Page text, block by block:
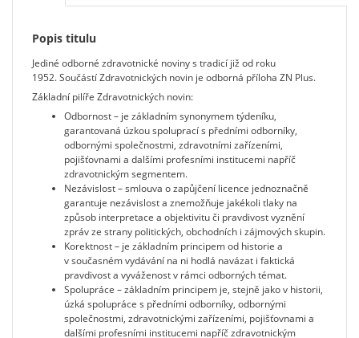
Popis titulu
Jediné odborné zdravotnické noviny s tradicí již od roku
1952. Součástí Zdravotnických novin je odborná příloha ZN Plus.
Základní pilíře Zdravotnických novin:
Odbornost – je základním synonymem týdeníku,
garantovaná úzkou spoluprací s předními odborníky,
odbornými společnostmi, zdravotními zařízeními,
pojišťovnami a dalšími profesními institucemi napříč
zdravotnickým segmentem.
Nezávislost – smlouva o zapůjčení licence jednoznačně
garantuje nezávislost a znemožňuje jakékoli tlaky na
způsob interpretace a objektivitu či pravdivost vyznění
zpráv ze strany politických, obchodních i zájmových skupin.
Korektnost – je základním principem od historie a
v současném vydávání na ni hodlá navázat i faktická
pravdivost a vyváženost v rámci odborných témat.
Spolupráce – základním principem je, stejně jako v historii,
úzká spolupráce s předními odborníky, odbornými
společnostmi, zdravotnickými zařízeními, pojišťovnami a
dalšími profesními institucemi napříč zdravotnickým